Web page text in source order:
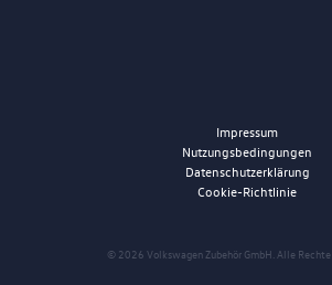
© 2026 Volkswagen Zubehör GmbH. Alle
Impressum
Nutzungsbedingungen
Datenschutzerklärung
Cookie-Richtlinie